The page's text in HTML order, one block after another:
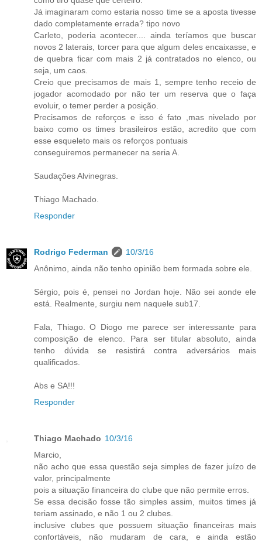
Já imaginaram como estaria nosso time se a aposta tivesse
dado completamente errada? tipo novo
Carleto, poderia acontecer.... ainda teríamos que buscar
novos 2 laterais, torcer para que algum deles encaixasse, e
de quebra ficar com mais 2 já contratados no elenco, ou
seja, um caos.
Creio que precisamos de mais 1, sempre tenho receio de
jogador acomodado por não ter um reserva que o faça
evoluir, o temer perder a posição.
Precisamos de reforços e isso é fato ,mas nivelado por
baixo como os times brasileiros estão, acredito que com
esse esqueleto mais os reforços pontuais
conseguiremos permanecer na seria A.
Saudações Alvinegras.
Thiago Machado.
Responder
Rodrigo Federman
10/3/16
Anônimo, ainda não tenho opinião bem formada sobre ele.
Sérgio, pois é, pensei no Jordan hoje. Não sei aonde ele
está. Realmente, surgiu nem naquele sub17.
Fala, Thiago. O Diogo me parece ser interessante para
composição de elenco. Para ser titular absoluto, ainda
tenho dúvida se resistirá contra adversários mais
qualificados.
Abs e SA!!!
Responder
Thiago Machado 10/3/16
Marcio,
não acho que essa questão seja simples de fazer juízo de
valor, principalmente
pois a situação financeira do clube que não permite erros.
Se essa decisão fosse tão simples assim, muitos times já
teriam assinado, e não 1 ou 2 clubes.
inclusive clubes que possuem situação financeiras mais
confortáveis, não mudaram de cara, e ainda estão